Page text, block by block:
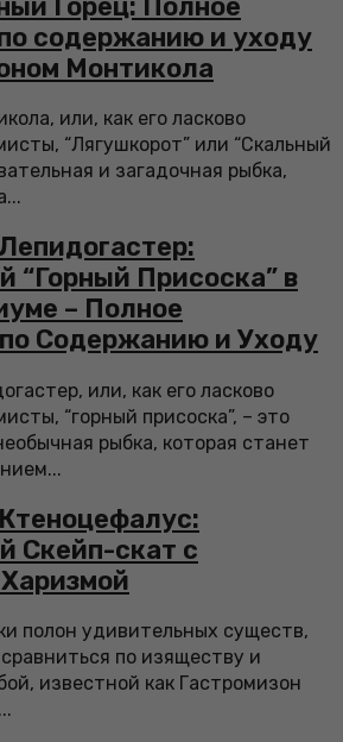
содержанию и уходу
Монтикола
или, как его ласково
“Лягушкорот” или “Скальный
и загадочная рыбка,
“Горный Присоска” в
– Полное
Содержанию и Уходу
или, как его ласково
“горный присоска”, – это
рыбка, которая станет
Скейп-скат с
полон удивительных существ,
по изяществу и
известной как Гастромизон